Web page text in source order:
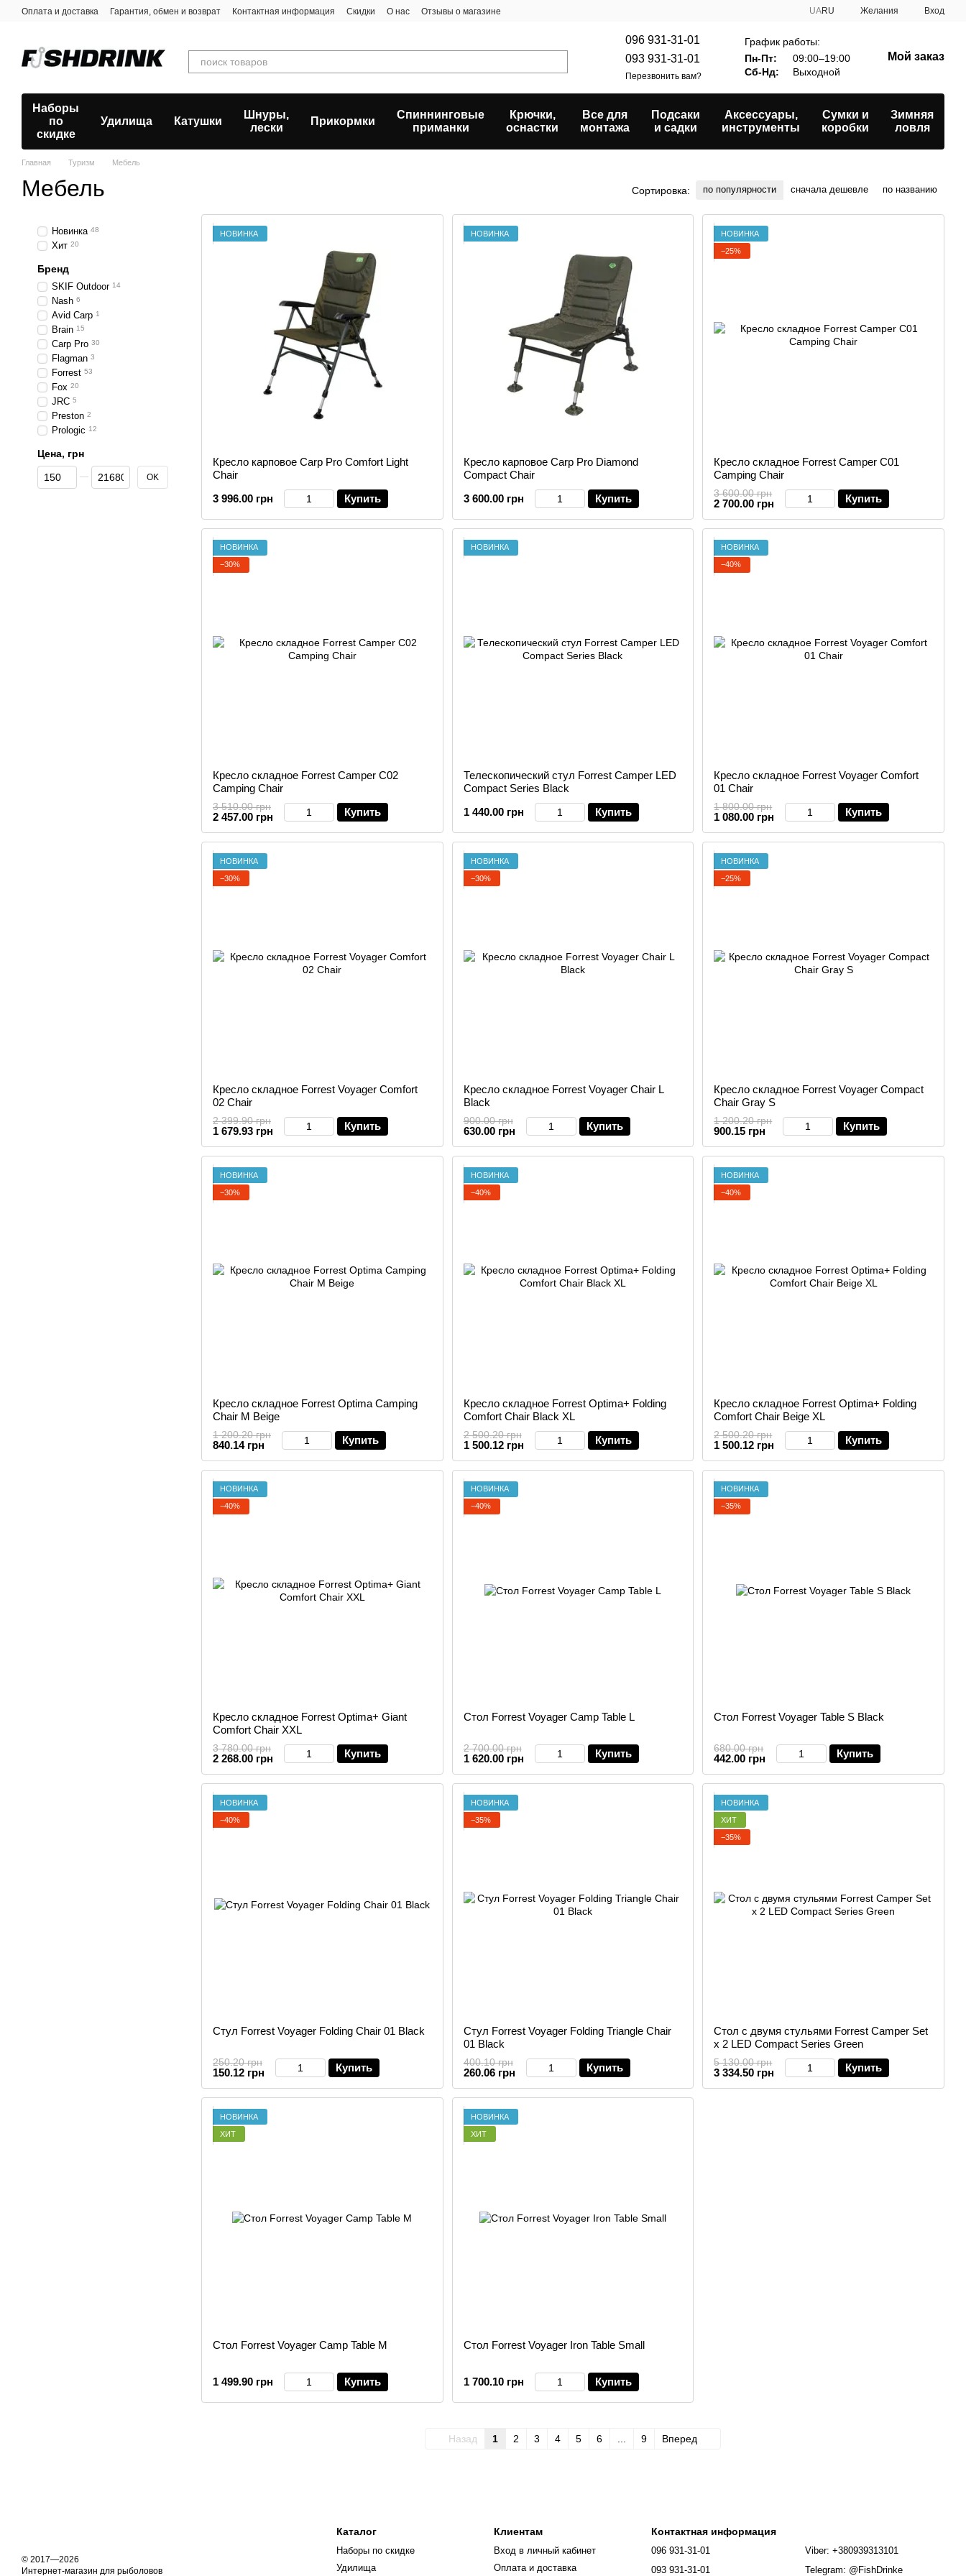
Перейти к основному контенту
Оплата и доставка Гарантия, обмен и возврат Контактная информация Скидки О нас Отзывы о магазине UARU Желания Вход
096 931-31-01
093 931-31-01
Перезвонить вам?
График работы:
Пн-Пт:
09:00–19:00
Сб-Нд:
Выходной
Мой заказ
Наборы
по
скидке
Удилища Катушки
Шнуры,
лески
Прикормки
Спиннинговые
приманки
Крючки,
оснастки
Все для
монтажа
Подсаки
и садки
Аксессуары,
инструменты
Сумки и
коробки
Зимняя
ловля
Главная Туризм Мебель
Мебель Сортировка: по популярности сначала дешевле по названию
НОВИНКА
Кресло карповое Carp Pro Comfort Light
Chair
3 996.00 грн
Купить
НОВИНКА
Кресло карповое Carp Pro Diamond
Compact Chair
3 600.00 грн
Купить
НОВИНКА
−25%
Кресло складное Forrest Camper C01
Camping Chair
3 600.00 грн
2 700.00 грн Купить
НОВИНКА
−30%
Кресло складное Forrest Camper C02
Camping Chair
3 510.00 грн
2 457.00 грн Купить
НОВИНКА
Телескопический стул Forrest Camper LED
Compact Series Black
1 440.00 грн
Купить
НОВИНКА
−40%
Кресло складное Forrest Voyager Comfort
01 Chair
1 800.00 грн
1 080.00 грн Купить
НОВИНКА
−30%
Кресло складное Forrest Voyager Comfort
02 Chair
2 399.90 грн
1 679.93 грн Купить
НОВИНКА
−30%
Кресло складное Forrest Voyager Chair L
Black
900.00 грн
630.00 грн Купить
НОВИНКА
−25%
Кресло складное Forrest Voyager Compact
Chair Gray S
1 200.20 грн
900.15 грн Купить
НОВИНКА
−30%
Кресло складное Forrest Optima Camping
Chair M Beige
1 200.20 грн
840.14 грн Купить
НОВИНКА
−40%
Кресло складное Forrest Optima+ Folding
Comfort Chair Black XL
2 500.20 грн
1 500.12 грн Купить
НОВИНКА
−40%
Кресло складное Forrest Optima+ Folding
Comfort Chair Beige XL
2 500.20 грн
1 500.12 грн Купить
НОВИНКА
−40%
Кресло складное Forrest Optima+ Giant
Comfort Chair XXL
3 780.00 грн
2 268.00 грн Купить
НОВИНКА
−40%
Стол Forrest Voyager Camp Table L
2 700.00 грн
1 620.00 грн Купить
НОВИНКА
−35%
Стол Forrest Voyager Table S Black
680.00 грн
442.00 грн Купить
НОВИНКА
−40%
Стул Forrest Voyager Folding Chair 01 Black
250.20 грн
150.12 грн Купить
НОВИНКА
−35%
Стул Forrest Voyager Folding Triangle Chair
01 Black
400.10 грн
260.06 грн Купить
НОВИНКА
ХИТ
−35%
Стол с двумя стульями Forrest Camper Set
x 2 LED Compact Series Green
5 130.00 грн
3 334.50 грн Купить
НОВИНКА
ХИТ
Стол Forrest Voyager Camp Table M
1 499.90 грн Купить
НОВИНКА
ХИТ
Стол Forrest Voyager Iron Table Small
1 700.10 грн Купить
Назад 1 2 3 4 5 6 9 Вперед
Новинка 48
Хит 20
Бренд
SKIF Outdoor 14
Nash 6
Avid Carp 1
Brain 15
Carp Pro 30
Flagman 3
Forrest 53
Fox 20
JRC 5
Preston 2
Prologic 12
Цена, грн
От Цена, грн
До Цена, грн OK
© 2017—2026
Интернет-магазин для рыболовов
Каталог
Наборы по скидке
Удилища
Клиентам
Вход в личный кабинет
Оплата и доставка
Контактная информация
096 931-31-01
093 931-31-01
Viber: +380939313101
Telegram: @FishDrinke